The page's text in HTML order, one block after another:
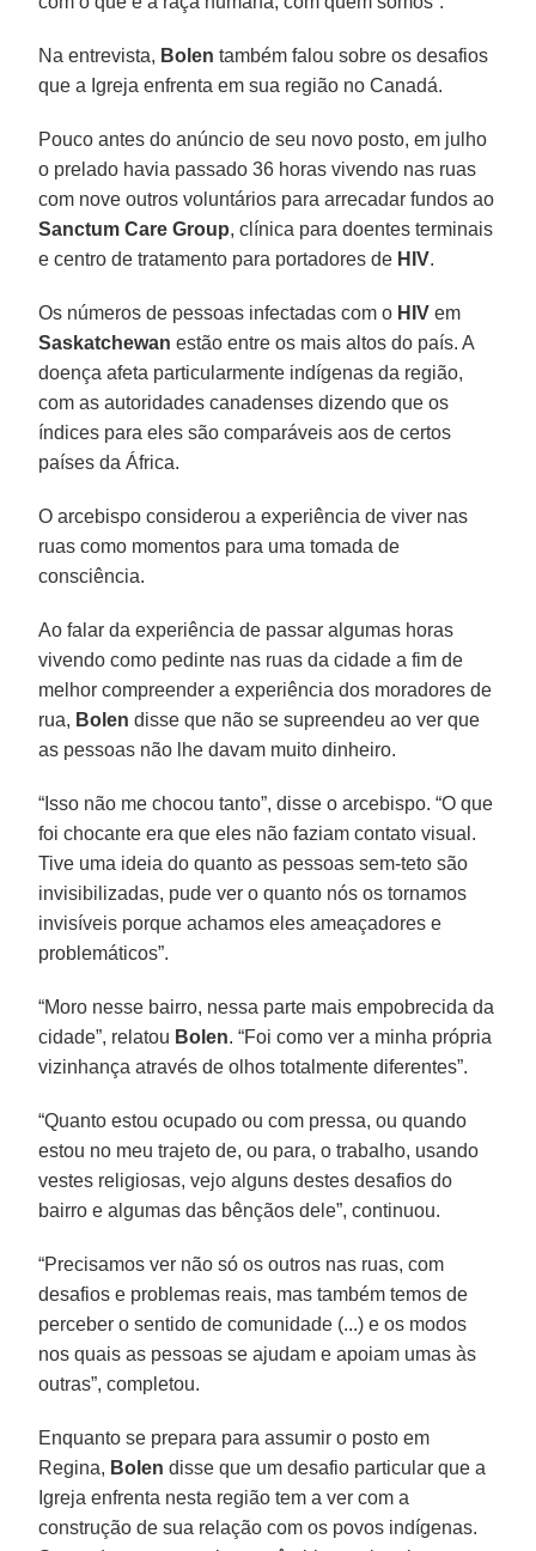
Na entrevista, Bolen também falou sobre os desafios
que a Igreja enfrenta em sua região no Canadá.
Pouco antes do anúncio de seu novo posto, em julho
o prelado havia passado 36 horas vivendo nas ruas
com nove outros voluntários para arrecadar fundos ao
Sanctum Care Group, clínica para doentes terminais
e centro de tratamento para portadores de HIV.
Os números de pessoas infectadas com o HIV em
Saskatchewan estão entre os mais altos do país. A
doença afeta particularmente indígenas da região,
com as autoridades canadenses dizendo que os
índices para eles são comparáveis aos de certos
países da África.
O arcebispo considerou a experiência de viver nas
ruas como momentos para uma tomada de
consciência.
Ao falar da experiência de passar algumas horas
vivendo como pedinte nas ruas da cidade a fim de
melhor compreender a experiência dos moradores de
rua, Bolen disse que não se supreendeu ao ver que
as pessoas não lhe davam muito dinheiro.
“Isso não me chocou tanto”, disse o arcebispo. “O que
foi chocante era que eles não faziam contato visual.
Tive uma ideia do quanto as pessoas sem-teto são
invisibilizadas, pude ver o quanto nós os tornamos
invisíveis porque achamos eles ameaçadores e
problemáticos”.
“Moro nesse bairro, nessa parte mais empobrecida da
cidade”, relatou Bolen. “Foi como ver a minha própria
vizinhança através de olhos totalmente diferentes”.
“Quanto estou ocupado ou com pressa, ou quando
estou no meu trajeto de, ou para, o trabalho, usando
vestes religiosas, vejo alguns destes desafios do
bairro e algumas das bênçãos dele”, continuou.
“Precisamos ver não só os outros nas ruas, com
desafios e problemas reais, mas também temos de
perceber o sentido de comunidade (...) e os modos
nos quais as pessoas se ajudam e apoiam umas às
outras”, completou.
Enquanto se prepara para assumir o posto em
Regina, Bolen disse que um desafio particular que a
Igreja enfrenta nesta região tem a ver com a
construção de sua relação com os povos indígenas.